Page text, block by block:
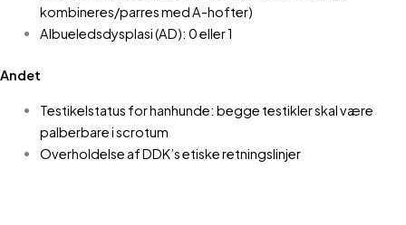
kombineres/parres med A-hofter)
Albueledsdysplasi (AD): 0 eller 1
Andet
Testikelstatus for hanhunde: begge testikler skal være
palberbare i scrotum
Overholdelse af DDK’s etiske retningslinjer